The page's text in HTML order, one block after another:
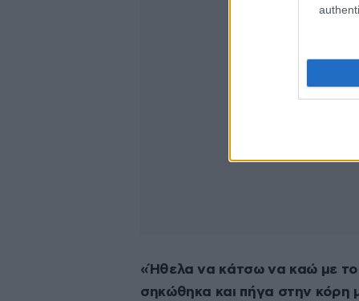
«Ήθελα να κάτσω να καώ με το
σηκώθηκα και πήγα στην κόρη